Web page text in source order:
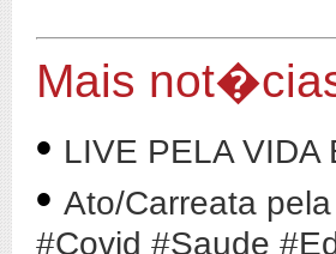
Mais
• LIVE PELA VIDA
• Ato/Carreata
#Covid #Saude